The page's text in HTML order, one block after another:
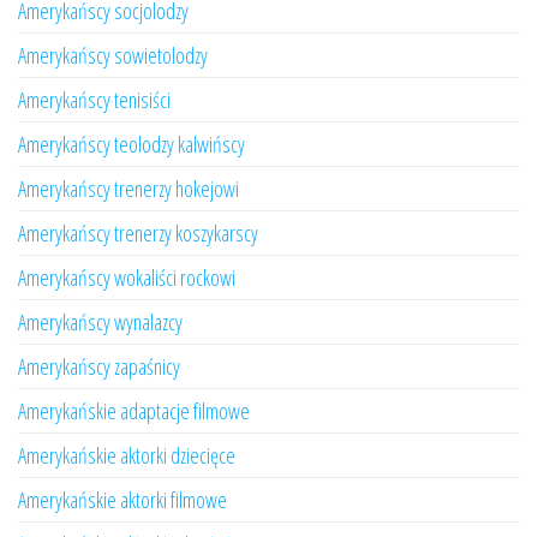
Amerykańscy socjolodzy
Amerykańscy sowietolodzy
Amerykańscy tenisiści
Amerykańscy teolodzy kalwińscy
Amerykańscy trenerzy hokejowi
Amerykańscy trenerzy koszykarscy
Amerykańscy wokaliści rockowi
Amerykańscy wynalazcy
Amerykańscy zapaśnicy
Amerykańskie adaptacje filmowe
Amerykańskie aktorki dziecięce
Amerykańskie aktorki filmowe